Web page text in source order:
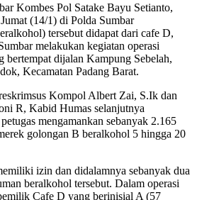
Kombes Pol Satake Bayu Setianto,
(14/1) di Polda Sumbar
tersebut didapat dari cafe D,
melakukan kegiatan operasi
bertempat dijalan Kampung Sebelah,
Kecamatan Padang Barat.
Kompol Albert Zai, S.Ik dan
R, Kabid Humas selanjutnya
mengamankan sebanyak 2.165
golongan B beralkohol 5 hingga 20
izin dan didalamnya sebanyak dua
beralkohol tersebut. Dalam operasi
Cafe D yang berinisial A (57